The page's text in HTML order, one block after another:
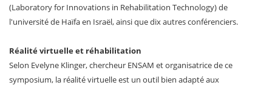
(Laboratory for Innovations in Rehabilitation Technology) de
l'université de Haïfa en Israël, ainsi que dix autres conférenciers.
Réalité virtuelle et réhabilitation
Selon Evelyne Klinger, chercheur ENSAM et organisatrice de ce
symposium, la réalité virtuelle est un outil bien adapté aux